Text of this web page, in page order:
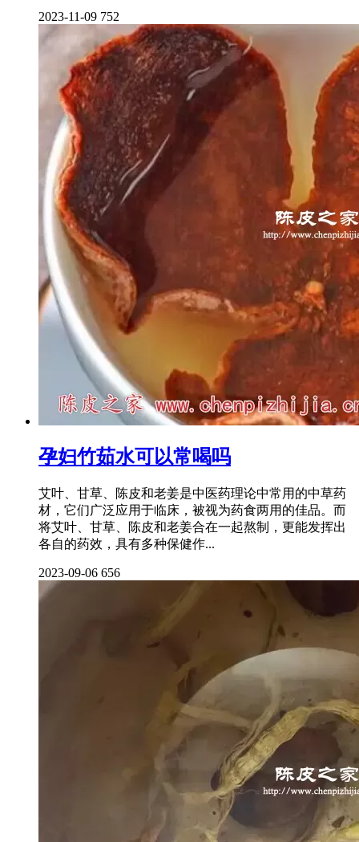
2023-11-09 752
孕妇竹茹水可以常喝吗
艾叶、甘草、陈皮和老姜是中医药理论中常用的中草药
材，它们广泛应用于临床，被视为药食两用的佳品。而
将艾叶、甘草、陈皮和老姜合在一起熬制，更能发挥出
各自的药效，具有多种保健作...
2023-09-06 656